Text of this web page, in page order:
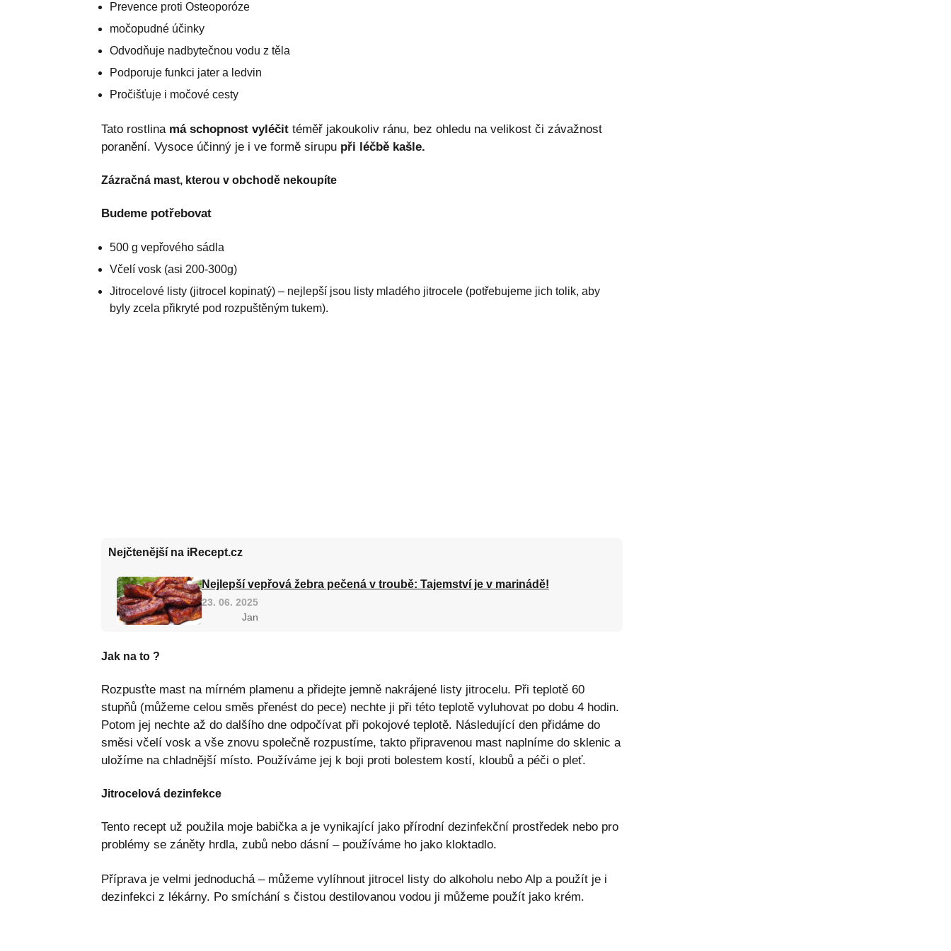
Prevence proti Osteoporóze
močopudné účinky
Odvodňuje nadbytečnou vodu z těla
Podporuje funkci jater a ledvin
Pročišťuje i močové cesty
Tato rostlina má schopnost vyléčittéměř jakoukoliv ránu, bez ohledu na velikost či závažnost
poranění. Vysoce účinný je i ve formě sirupu při léčbě kašle.
Zázračná mast, kterou v obchodě nekoupíte
Budeme potřebovat
500 g vepřového sádla
Včelí vosk (asi 200-300g)
Jitrocelové listy (jitrocel kopinatý) – nejlepší jsou listy mladého jitrocele (potřebujeme jich tolik, aby
byly zcela přikryté pod rozpuštěným tukem).
Nejčtenější na iRecept.cz
Nejlepší vepřová žebra pečená v troubě: Tajemství je v marinádě!
23. 06. 2025
Jan
Jak na to ?
Rozpusťte mast na mírném plamenu a přidejte jemně nakrájené listy jitrocelu. Při teplotě 60
stupňů (můžeme celou směs přenést do pece) nechte ji při této teplotě vyluhovat po dobu 4 hodin.
Potom jej nechte až do dalšího dne odpočívat při pokojové teplotě. Následující den přidáme do
směsi včelí vosk a vše znovu společně rozpustíme, takto připravenou mast naplníme do sklenic a
uložíme na chladnější místo. Používáme jej k boji proti bolestem kostí, kloubů a péči o pleť.
Jitrocelová dezinfekce
Tento recept už použila moje babička a je vynikající jako přírodní dezinfekční prostředek nebo pro
problémy se záněty hrdla, zubů nebo dásní – používáme ho jako kloktadlo.
Příprava je velmi jednoduchá – můžeme vylíhnout jitrocel listy do alkoholu nebo Alp a použít je i
dezinfekci z lékárny. Po smíchání s čistou destilovanou vodou ji můžeme použít jako krém.